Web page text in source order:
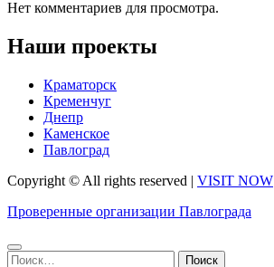
Нет комментариев для просмотра.
Наши проекты
Краматорск
Кременчуг
Днепр
Каменское
Павлоград
Copyright © All rights reserved | VISIT NOW
Проверенные организации Павлограда
Найти: